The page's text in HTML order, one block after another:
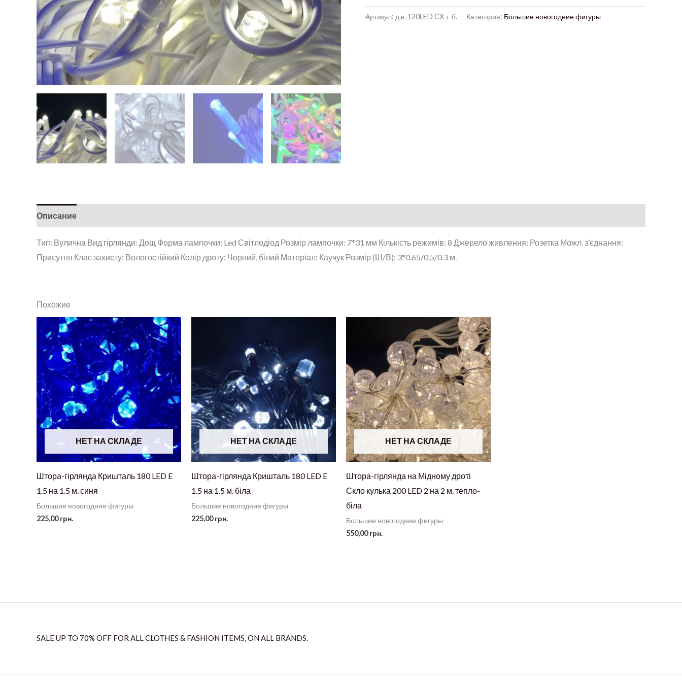
Артикул: д.в. 120LED CX т-б. Категория: Большие новогодние фигуры
Описание
Тип: Вулична Вид гірлянди: Дощ Форма лампочки: Led Світлодіод Розмір лампочки: 7*31 мм Кількість режимів: 8 Джерело живлення: Розетка Можл. з’єднання:
Присутня Клас захисту: Вологостійкий Колір дроту: Чорний, білий Матеріал: Каучук Розмір (Ш/В): 3*0.65/0.5/0.3 м.
Похожие
НЕТ НА СКЛАДЕ
Штора-гірлянда Кришталь 180 LED E
1.5 на 1.5 м. синя
Большие новогодние фигуры
225,00грн.
НЕТ НА СКЛАДЕ
Штора-гірлянда Кришталь 180 LED E
1.5 на 1.5 м. біла
Большие новогодние фигуры
225,00грн.
НЕТ НА СКЛАДЕ
Штора-гірлянда на Мідному дроті
Скло кулька 200 LED 2 на 2 м. тепло-
біла
Большие новогодние фигуры
550,00грн.
SALE UP TO 70% OFF FOR ALL CLOTHES & FASHION ITEMS, ON ALL BRANDS.